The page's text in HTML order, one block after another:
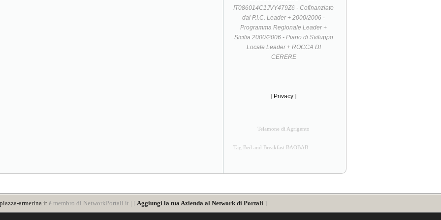
IT086014C1JVY479Z6 - Cofinanziato
dal P.I.C. Leader + 2000/2006 -
Programma Regionale Leader +
Sicilia 2000/2006 - Piano di Sviluppo
Locale Leader + ROCCA DI
CERERE
[ Privacy ]
Telamone di Agrigento
Tag Bed and Breakfast BAOBAB
armerina.itè membro di NetworkPortali.it | [ Aggiungi la tua Azienda al Network di Portali ]